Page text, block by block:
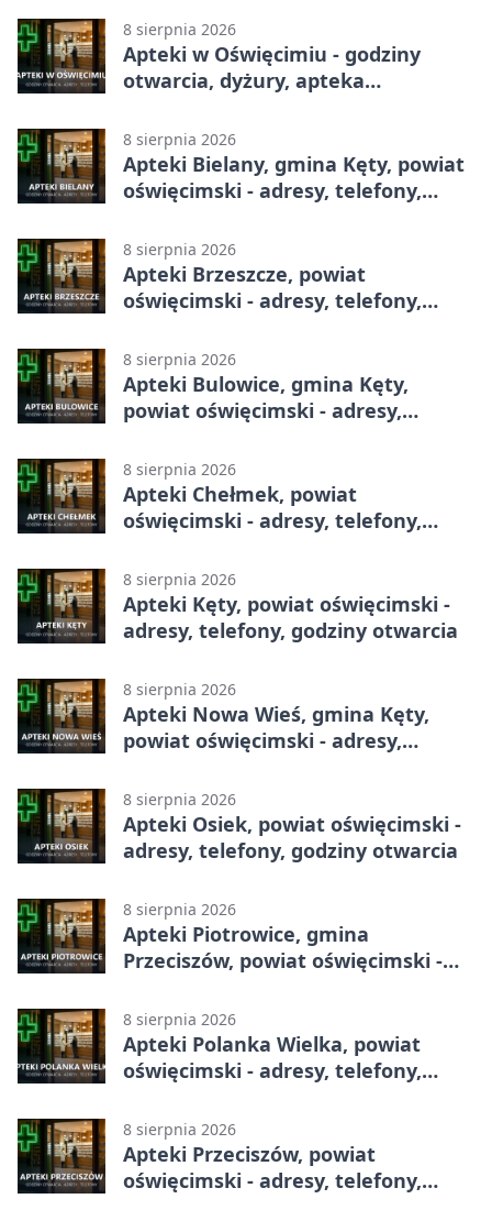
8 sierpnia 2026
Apteki w Oświęcimiu - godziny
otwarcia, dyżury, apteka
8 sierpnia 2026
Apteki Bielany, gmina Kęty, powiat
oświęcimski - adresy, telefony,
8 sierpnia 2026
Apteki Brzeszcze, powiat
oświęcimski - adresy, telefony,
8 sierpnia 2026
Apteki Bulowice, gmina Kęty,
powiat oświęcimski - adresy,
8 sierpnia 2026
Apteki Chełmek, powiat
oświęcimski - adresy, telefony,
8 sierpnia 2026
Apteki Kęty, powiat oświęcimski -
adresy, telefony, godziny otwarcia
8 sierpnia 2026
Apteki Nowa Wieś, gmina Kęty,
powiat oświęcimski - adresy,
8 sierpnia 2026
Apteki Osiek, powiat oświęcimski -
adresy, telefony, godziny otwarcia
8 sierpnia 2026
Apteki Piotrowice, gmina
Przeciszów, powiat oświęcimski -
8 sierpnia 2026
Apteki Polanka Wielka, powiat
oświęcimski - adresy, telefony,
8 sierpnia 2026
Apteki Przeciszów, powiat
oświęcimski - adresy, telefony,